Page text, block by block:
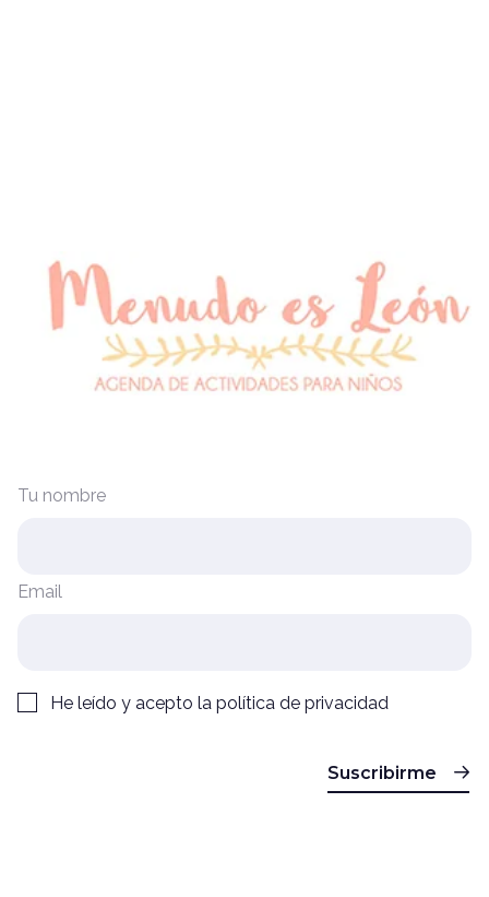
Tu nombre
Email
He leído y acepto la política de privacidad
Suscribirme